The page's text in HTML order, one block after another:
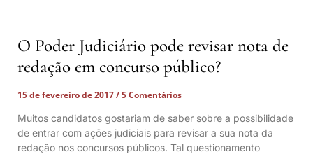
O Poder Judiciário pode revisar nota de
redação em concurso público?
15 de fevereiro de 2017
5 Comentários
Muitos candidatos gostariam de saber sobre a possibilidade
de entrar com ações judiciais para revisar a sua nota da
redação nos concursos públicos. Tal questionamento